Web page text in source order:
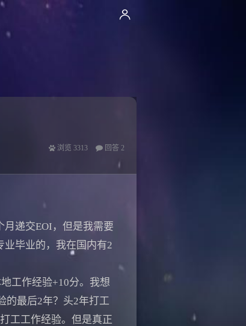
浏览 3313 回答 2
递交EOI，但是我需要
业毕业的，我在国内有2
工作经验+10分。我想
的最后2年？头2年打工
工工作经验。但是真正